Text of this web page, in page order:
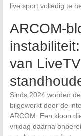
live sport volledig te
ARCOM-
van
Sinds 2024 worden
bijgewerkt door de
ARCOM. Een kloon
vrijdag daarna